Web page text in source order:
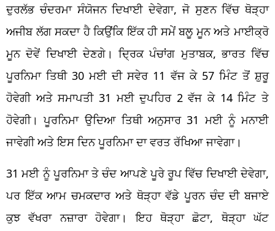
ਦੁਰਲੱਭ ਚੰਦਰਮਾ ਸੰਯੋਜਨ ਦਿਖਾਈ ਦੇਵੇਗਾ, ਜੋ ਸੁਣਨ ਵਿੱਚ ਥੋੜ੍ਹਾ
ਅਜੀਬ ਲੱਗ ਸਕਦਾ ਹੈ ਕਿਉਂਕਿ ਇੱਕ ਹੀ ਸਮੇਂ ਬਲੂ ਮੂਨ ਅਤੇ ਮਾਈਕ੍ਰੋ
ਮੂਨ ਦੋਵੇਂ ਦਿਖਾਈ ਦੇਣਗੇ। ਦ੍ਰਿਕ ਪੰਚਾਂਗ ਮੁਤਾਬਕ, ਭਾਰਤ ਵਿੱਚ
ਪੂਰਨਿਮਾ ਤਿਥੀ 30 ਮਈ ਦੀ ਸਵੇਰ 11 ਵੱਜ ਕੇ 57 ਮਿੰਟ ਤੋਂ ਸ਼ੁਰੂ
ਹੋਵੇਗੀ ਅਤੇ ਸਮਾਪਤੀ 31 ਮਈ ਦੁਪਹਿਰ 2 ਵੱਜ ਕੇ 14 ਮਿੰਟ ਤੇ
ਹੋਵੇਗੀ। ਪੂਰਨਿਮਾ ਉਦਿਆ ਤਿਥੀ ਅਨੁਸਾਰ 31 ਮਈ ਨੂੰ ਮਨਾਈ
ਜਾਵੇਗੀ ਅਤੇ ਇਸ ਦਿਨ ਪੂਰਨਿਮਾ ਦਾ ਵਰਤ ਰੱਖਿਆ ਜਾਵੇਗਾ।
31 ਮਈ ਨੂੰ ਪੂਰਨਿਮਾ ਤੇ ਚੰਦ ਆਪਣੇ ਪੂਰੇ ਰੂਪ ਵਿੱਚ ਦਿਖਾਈ ਦੇਵੇਗਾ,
ਪਰ ਇੱਕ ਆਮ ਚਮਕਦਾਰ ਅਤੇ ਥੋੜ੍ਹਾ ਵੱਡੇ ਪੂਰਨ ਚੰਦ ਦੀ ਬਜਾਏ
ਕੁਝ ਵੱਖਰਾ ਨਜ਼ਾਰਾ ਹੋਵੇਗਾ। ਇਹ ਥੋੜ੍ਹਾ ਛੋਟਾ, ਥੋੜ੍ਹਾ ਘੱਟ